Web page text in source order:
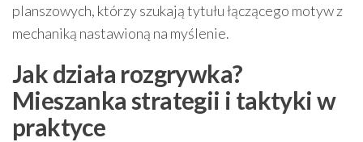
planszowych, którzy szukają tytułu łączącego motyw z
mechaniką nastawioną na myślenie.
Jak działa rozgrywka?
Mieszanka strategii i taktyki w
praktyce